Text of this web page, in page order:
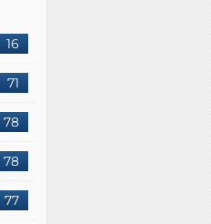
16
71
78
78
77